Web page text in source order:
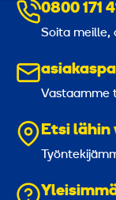
0800 171
Soita meille,
Vastaamme
Etsi lähin